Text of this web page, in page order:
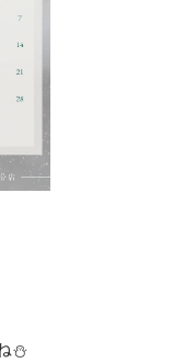
⛄️